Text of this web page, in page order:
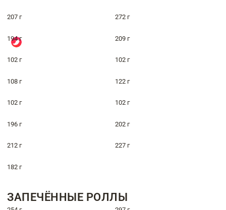
207 г 272 г
194 г 209 г
102 г 102 г
108 г 122 г
102 г 102 г
196 г 202 г
212 г 227 г
182 г
ЗАПЕЧЁННЫЕ РОЛЛЫ